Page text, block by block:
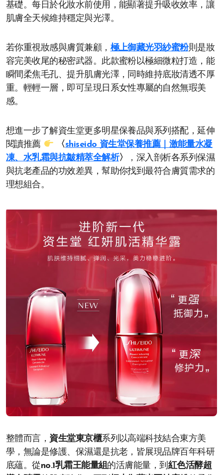
基礎。每日於化妝水前使用，能顯著提升吸收效率，讓
肌膚全天候維持穩定與光澤。
若你重視妝感與膚質兼顧， 極上御藏光羽紗蜜粉則是妝
容完美收尾的秘密武器。此款蜜粉以極細微粒打造，能
瞬間柔焦毛孔、提升肌膚光澤，同時維持底妝清透不厚
重。輕輕一層，即可呈現日系女性專屬的自然無瑕美
感。
想進一步了解資生堂更多明星保養品與系列搭配，延伸
閱讀推薦
〈shiseido 資生堂保養推薦｜激能量水凝
凍、水乳霜與抗皺精萃全解析〉
，深入剖析各系列保濕
與抗老產品的功效差異，幫助你找到最符合膚質需求的
理想組合。
整體而言， 資生堂東京櫃系列以高端科技結合東方美
學，無論是修護、保濕還是抗老，皆展現品牌百年科研
底蘊。從no.1乳霜王能量組的活膚能量，到紅色活酵超